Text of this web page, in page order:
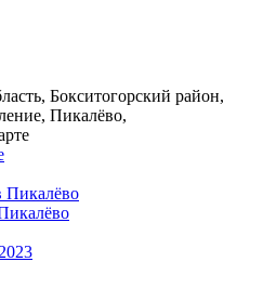
Бокситогорский район,
Пикалёво,
Пикалёво